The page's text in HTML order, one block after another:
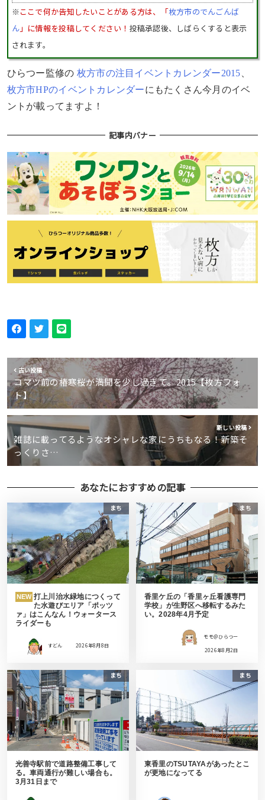
※ ここで何か告知したいことがある方は、「枚方市のでんごんば
ん」に情報を投稿してください！ 投稿承認後、しばらくすると表示
されます。
ひらつー監修の 枚方市の注目イベントカレンダー2015
枚方市HPのイベントカレンダーにもたくさん今月のイベ
ントが載ってますよ！
記事内バナー
古い投稿
コマツ前の椿寒桜が満開を少し過ぎて。2015【枚方フォ
ト】
新しい投稿
雑誌に載ってるようなオシャレな家にうちもなる！新築そ
っくりさ…
あなたにおすすめの記事
まち
NEW 打上川治水緑地につくって
た水遊びエリア「ポッツ
ァ」はこんなん！ウォータース
ライダーも
すどん 2026年8月8日
まち
香里ケ丘の「香里ヶ丘看護専門
学校」が生野区へ移転するみた
い。2028年4月予定
モモ＠ひらつー
2026年8月2日
まち
光善寺駅前で道路整備工事して
る。車両通行が難しい場合も。
3月31日まで
まち
東香里のTSUTAYAがあったとこ
が更地になってる